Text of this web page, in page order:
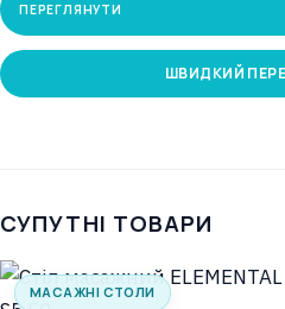
ПЕРЕГЛЯНУТИ
ШВИДКИЙ
СУПУТНІ ТОВАРИ
МАСАЖНІ СТОЛИ